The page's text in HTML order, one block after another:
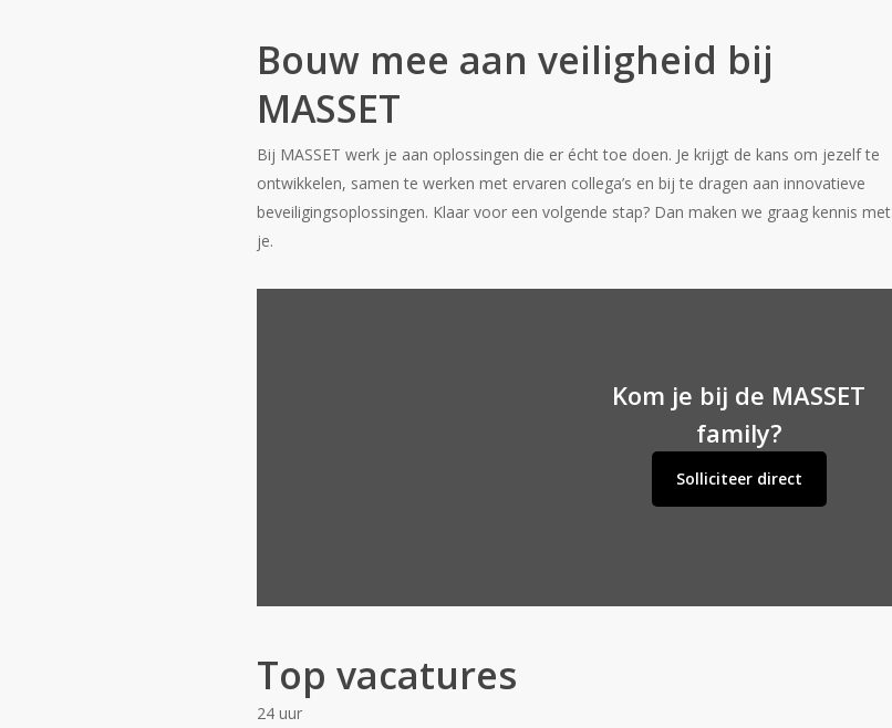
Bouw mee aan veiligheid bij
MASSET
Bij MASSET werk je aan oplossingen die er écht toe doen. Je krijgt de kans om jezelf te
ontwikkelen, samen te werken met ervaren collega’s en bij te dragen aan innovatieve
beveiligingsoplossingen. Klaar voor een volgende stap? Dan maken we graag kennis met
je.
Kom je bij de MASSET
family?
Solliciteer direct
Top vacatures
24 uur